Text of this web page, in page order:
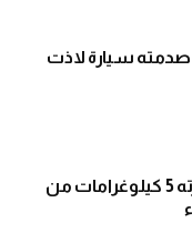
سيارة لاذت
توقيف شخص بحوزته 5 كيلوغرامات من